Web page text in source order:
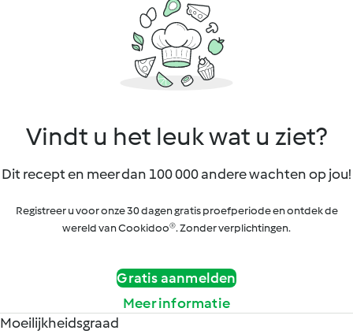
Vindt u het leuk wat u ziet?
Dit recept en meer dan 100 000 andere wachten op jou!
Registreer u voor onze 30 dagen gratis proefperiode en ontdek de
wereld van Cookidoo®. Zonder verplichtingen.
Gratis aanmelden
Meer informatie
Moeilijkheidsgraad